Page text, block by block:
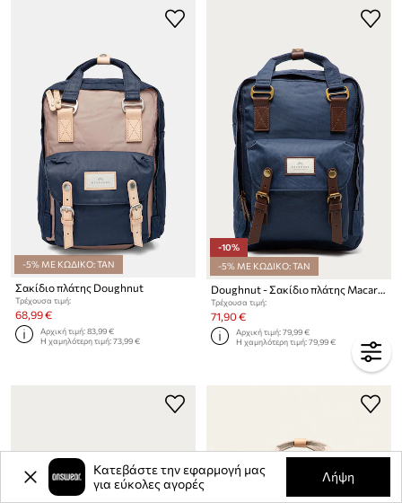
-5% ΜΕ ΚΩΔΙΚΟ: TAN
Σακίδιο πλάτης Doughnut
Τρέχουσα τιμή:
68,99 €
Αρχική τιμή:83,99 €
Η χαμηλότερη τιμή:73,99 €
-10%
-5% ΜΕ ΚΩΔΙΚΟ: TAN
Τρέχουσα τιμή:
71,90 €
Αρχική τιμή:79,99 €
Η χαμηλότερη τιμή:79,99 €
Κατεβάστε την εφαρμογή μας
για εύκολες αγορές
Λήψη